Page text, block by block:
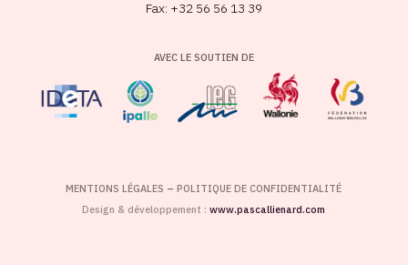
Fax: +32 56 56 13 39
AVEC LE SOUTIEN DE
MENTIONS LÉGALES –POLITIQUE DE CONFIDENTIALITÉ
Design & développement :www.pascallienard.com